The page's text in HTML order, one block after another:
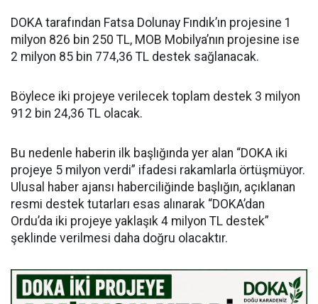
DOKA tarafından Fatsa Dolunay Fındık’ın projesine 1
milyon 826 bin 250 TL, MOB Mobilya’nın projesine ise
2 milyon 85 bin 774,36 TL destek sağlanacak.
Böylece iki projeye verilecek toplam destek 3 milyon
912 bin 24,36 TL olacak.
Bu nedenle haberin ilk başlığında yer alan “DOKA iki
projeye 5 milyon verdi” ifadesi rakamlarla örtüşmüyor.
Ulusal haber ajansı haberciliğinde başlığın, açıklanan
resmi destek tutarları esas alınarak “DOKA’dan
Ordu’da iki projeye yaklaşık 4 milyon TL destek”
şeklinde verilmesi daha doğru olacaktır.